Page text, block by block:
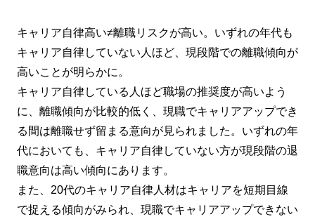
キャリア自律高い≠離職リスクが高い。いずれの年代も
キャリア自律していない人ほど、現段階での離職傾向が
高いことが明らかに。
キャリア自律している人ほど職場の推奨度が高いよう
に、離職傾向が比較的低く、現職でキャリアアップでき
る間は離職せず留まる意向が見られました。いずれの年
代においても、キャリア自律していない方が現段階の退
職意向は高い傾向にあります。
また、20代のキャリア自律人材はキャリアを短期目線
で捉える傾向がみられ、現職でキャリアアップできない